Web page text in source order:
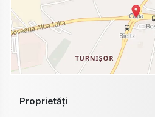
Proprietăți